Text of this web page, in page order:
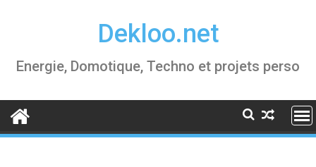
Dekloo.net
Energie, Domotique, Techno et projets perso